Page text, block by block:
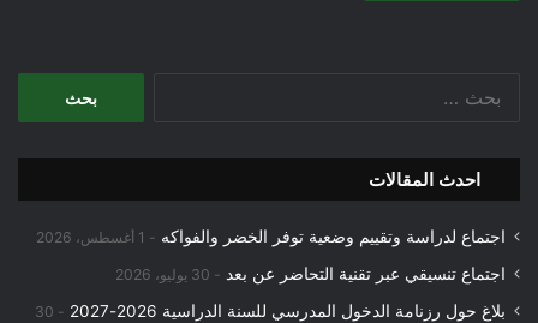
احدث المقالات
اجتماع لدراسة وتقييم وضعية توفر الخضر والفواكه 1 أغسطس، 2026
اجتماع تنسيقي عبر تقنية التحاضر عن بعد 30 يوليو، 2026
بلاغ حول رزنامة الدخول المدرسي للسنة الدراسية 2026-2027
30